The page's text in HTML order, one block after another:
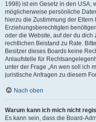
1998) ist ein Gesetz in den USA,
möglicherweise persönliche
hierzu die Zustimmung der
Erziehungsberechtigten
oder die Website, auf der du dich
rechtlichen Beistand zu Rate.
Besitzer dieses Boards keine
Anlaufstelle für
unter der Frage „An wen soll ich
juristische Anfragen zu diesem
Nach oben
Warum kann ich mich nicht
Es kann sein, dass die Board-